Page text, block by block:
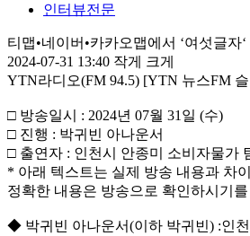
인터뷰전문
티맵•네이버•카카오맵에서 ‘여섯글자
2024-07-31 13:40 작게
크게
YTN라디오(FM 94.5) [YTN 뉴스FM
□ 방송일시 : 2024년 07월 31일 (수)
□ 진행 : 박귀빈 아나운서
□ 출연자 : 인천시 안종미 소비자물가
* 아래 텍스트는 실제 방송 내용과 차
정확한 내용은 방송으로 확인하시기
◆ 박귀빈 아나운서(이하 박귀빈) :인